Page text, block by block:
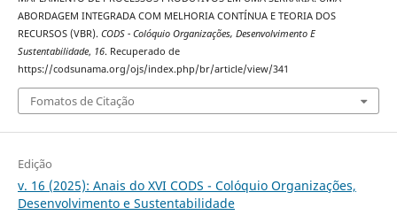
ABORDAGEM INTEGRADA COM MELHORIA CONTÍNUA E TEORIA DOS
RECURSOS (VBR). CODS - Colóquio Organizações, Desenvolvimento E
Sustentabilidade, 16. Recuperado de
https://codsunama.org/ojs/index.php/br/article/view/341
Fomatos de Citação
Edição
v. 16 (2025): Anais do XVI CODS - Colóquio Organizações,
Desenvolvimento e Sustentabilidade